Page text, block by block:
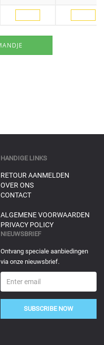
HANDIGE LINKS
RETOUR AANMELDEN
OVER ONS
CONTACT
ALGEMENE VOORWAARDEN
PRIVACY POLICY
NIEUWSBRIEF
Ontvang speciale aanbiedingen
via onze nieuwsbrief.
SUBSCRIBE NOW